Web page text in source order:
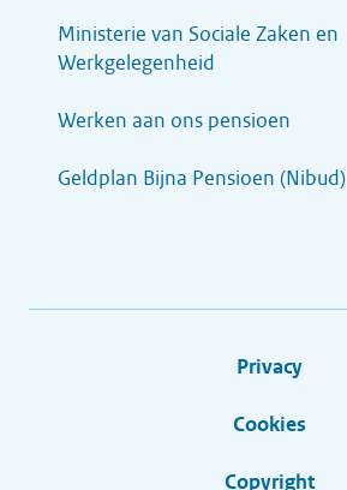
Ministerie van Sociale Zaken en
Werkgelegenheid
Werken aan ons pensioen
Geldplan Bijna Pensioen (Nibud)
Privacy
Cookies
Copyright